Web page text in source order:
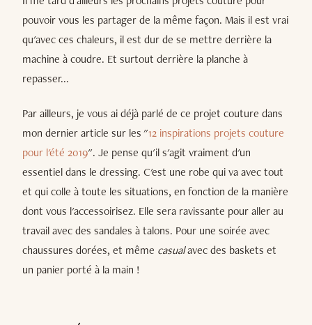
pouvoir vous les partager de la même façon. Mais il est vrai
qu'avec ces chaleurs, il est dur de se mettre derrière la
machine à coudre. Et surtout derrière la planche à
repasser...
Par ailleurs, je vous ai déjà parlé de ce projet couture dans
mon dernier article sur les "12 inspirations projets couture
pour l'été 2019". Je pense qu'il s'agit vraiment d'un
essentiel dans le dressing. C'est une robe qui va avec tout
et qui colle à toute les situations, en fonction de la manière
dont vous l'accessoirisez. Elle sera ravissante pour aller au
travail avec des sandales à talons. Pour une soirée avec
chaussures dorées, et même casualavec des baskets et
un panier porté à la main !